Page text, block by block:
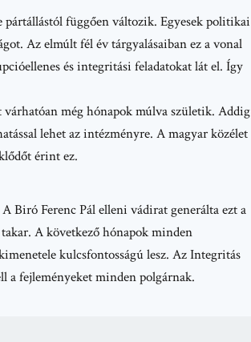
függően változik. Egyesek politikai
Az elmúlt fél év tárgyalásaiban ez a vonal
és integritási feladatokat lát el. Így
még hónapok múlva születik. Addig
lehet az intézményre. A magyar közélet
érint ez.
Biró Ferenc Pál elleni vádirat generálta ezt a
A következő hónapok minden
kulcsfontosságú lesz. Az Integritás
a fejleményeket minden polgárnak.